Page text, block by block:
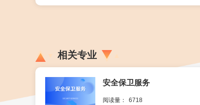
相关专业
安全保卫服务
阅读量： 6718